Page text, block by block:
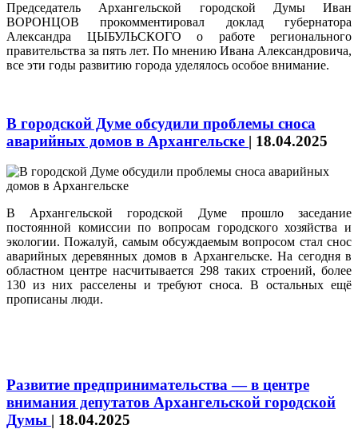
Председатель Архангельской городской Думы Иван
ВОРОНЦОВ прокомментировал доклад губернатора
Александра ЦЫБУЛЬСКОГО о работе регионального
правительства за пять лет. По мнению Ивана Александровича,
все эти годы развитию города уделялось особое внимание.
В городской Думе обсудили проблемы сноса
аварийных домов в Архангельске | 18.04.2025
В Архангельской городской Думе прошло заседание
постоянной комиссии по вопросам городского хозяйства и
экологии. Пожалуй, самым обсуждаемым вопросом стал снос
аварийных деревянных домов в Архангельске. На сегодня в
областном центре насчитывается 298 таких строений, более
130 из них расселены и требуют сноса. В остальных ещё
прописаны люди.
Развитие предпринимательства — в центре
внимания депутатов Архангельской городской
Думы | 18.04.2025